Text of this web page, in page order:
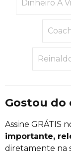
Dinheiro À
Gostou do
Assine GRÁTIS
importante,
diretamente na